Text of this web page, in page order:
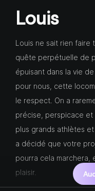
Louis
Louis ne sait rien faire
quête perpétuelle de
épuisant dans la vie
pour nous, cette
le respect. On a
précise, perspicace
plus grands athlètes
a décidé que votre
pourra cela marchera,
plaisir.